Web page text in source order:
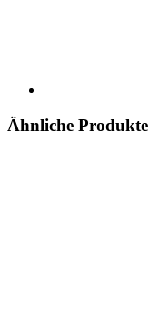
Ähnliche Produkte